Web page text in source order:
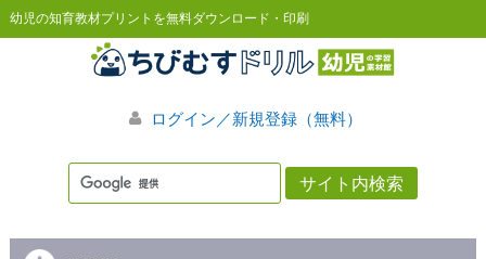
幼児の知育教材プリントを無料ダウンロード・印刷
ログイン／新規登録（無料）